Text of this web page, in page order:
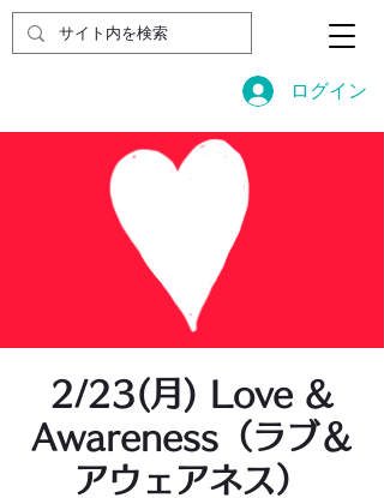
ログイン
2/23(月) Love &
Awareness（ラブ＆
アウェアネス）